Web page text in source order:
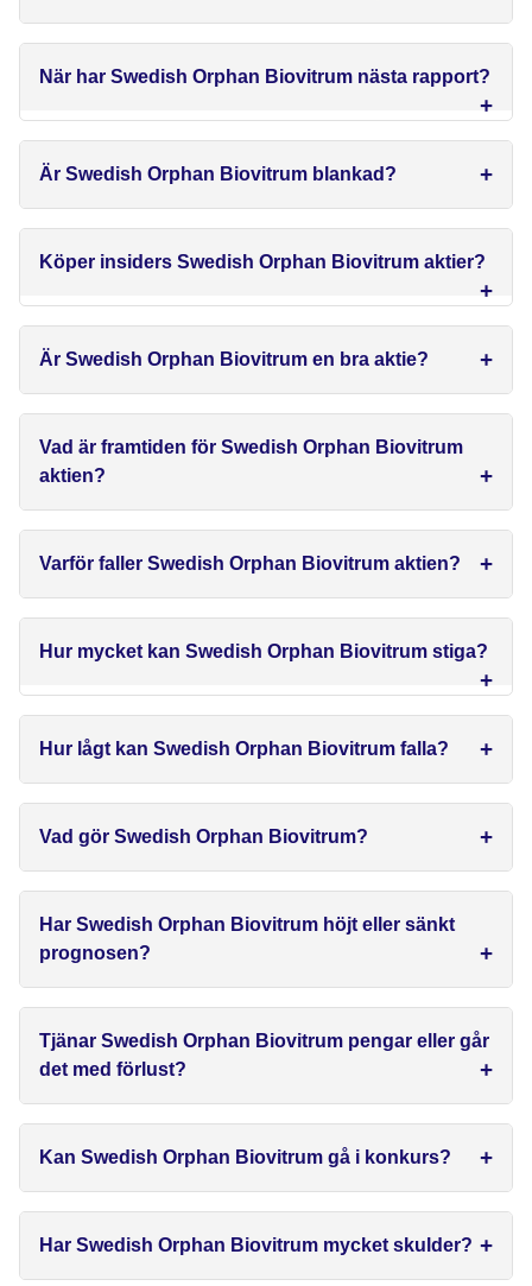
När har Swedish Orphan Biovitrum nästa rapport?
Är Swedish Orphan Biovitrum blankad?
Köper insiders Swedish Orphan Biovitrum aktier?
Är Swedish Orphan Biovitrum en bra aktie?
Vad är framtiden för Swedish Orphan Biovitrum
aktien?
Varför faller Swedish Orphan Biovitrum aktien?
Hur mycket kan Swedish Orphan Biovitrum stiga?
Hur lågt kan Swedish Orphan Biovitrum falla?
Vad gör Swedish Orphan Biovitrum?
Har Swedish Orphan Biovitrum höjt eller sänkt
prognosen?
Tjänar Swedish Orphan Biovitrum pengar eller går
det med förlust?
Kan Swedish Orphan Biovitrum gå i konkurs?
Har Swedish Orphan Biovitrum mycket skulder?